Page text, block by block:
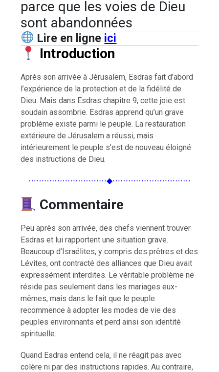
parce que les voies de Dieu
sont abandonnées
Lire en ligne ici
Introduction
Après son arrivée à Jérusalem, Esdras fait d’abord
l’expérience de la protection et de la fidélité de
Dieu. Mais dans Esdras chapitre 9, cette joie est
soudain assombrie. Esdras apprend qu’un grave
problème existe parmi le peuple. La restauration
extérieure de Jérusalem a réussi, mais
intérieurement le peuple s’est de nouveau éloigné
des instructions de Dieu.
⋯⋯⋯⋯⋯⋯⋯⋯⋯⋯◆⋯⋯⋯⋯⋯⋯⋯⋯⋯⋯
Commentaire
Peu après son arrivée, des chefs viennent trouver
Esdras et lui rapportent une situation grave.
Beaucoup d’Israélites, y compris des prêtres et des
Lévites, ont contracté des alliances que Dieu avait
expressément interdites. Le véritable problème ne
réside pas seulement dans les mariages eux-
mêmes, mais dans le fait que le peuple
recommence à adopter les modes de vie des
peuples environnants et perd ainsi son identité
spirituelle.
Quand Esdras entend cela, il ne réagit pas avec
colère ni par des instructions rapides. Au contraire,